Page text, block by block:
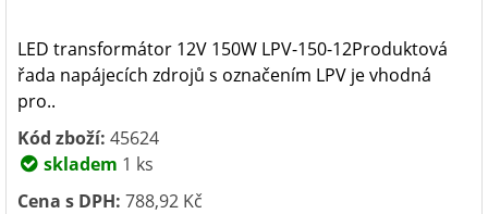
LED transformátor 12V 150W LPV-150-12Produktová
řada napájecích zdrojů s označením LPV je vhodná
pro..
Kód zboží: 45624
skladem 1 ks
Cena s DPH: 788,92 Kč